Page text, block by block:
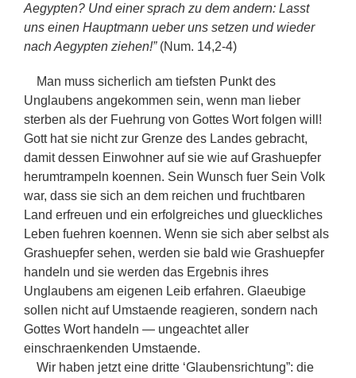
Aegypten? Und einer sprach zu dem andern: Lasst
uns einen Hauptmann ueber uns setzen und wieder
nach Aegypten ziehen!”(Num. 14,2-4)
Man muss sicherlich am tiefsten Punkt des
Unglaubens angekommen sein, wenn man lieber
sterben als der Fuehrung von Gottes Wort folgen will!
Gott hat sie nicht zur Grenze des Landes gebracht,
damit dessen Einwohner auf sie wie auf Grashuepfer
herumtrampeln koennen. Sein Wunsch fuer Sein Volk
war, dass sie sich an dem reichen und fruchtbaren
Land erfreuen und ein erfolgreiches und glueckliches
Leben fuehren koennen. Wenn sie sich aber selbst als
Grashuepfer sehen, werden sie bald wie Grashuepfer
handeln und sie werden das Ergebnis ihres
Unglaubens am eigenen Leib erfahren. Glaeubige
sollen nicht auf Umstaende reagieren, sondern nach
Gottes Wort handeln — ungeachtet aller
einschraenkenden Umstaende.
Wir haben jetzt eine dritte ‘Glaubensrichtung”: die